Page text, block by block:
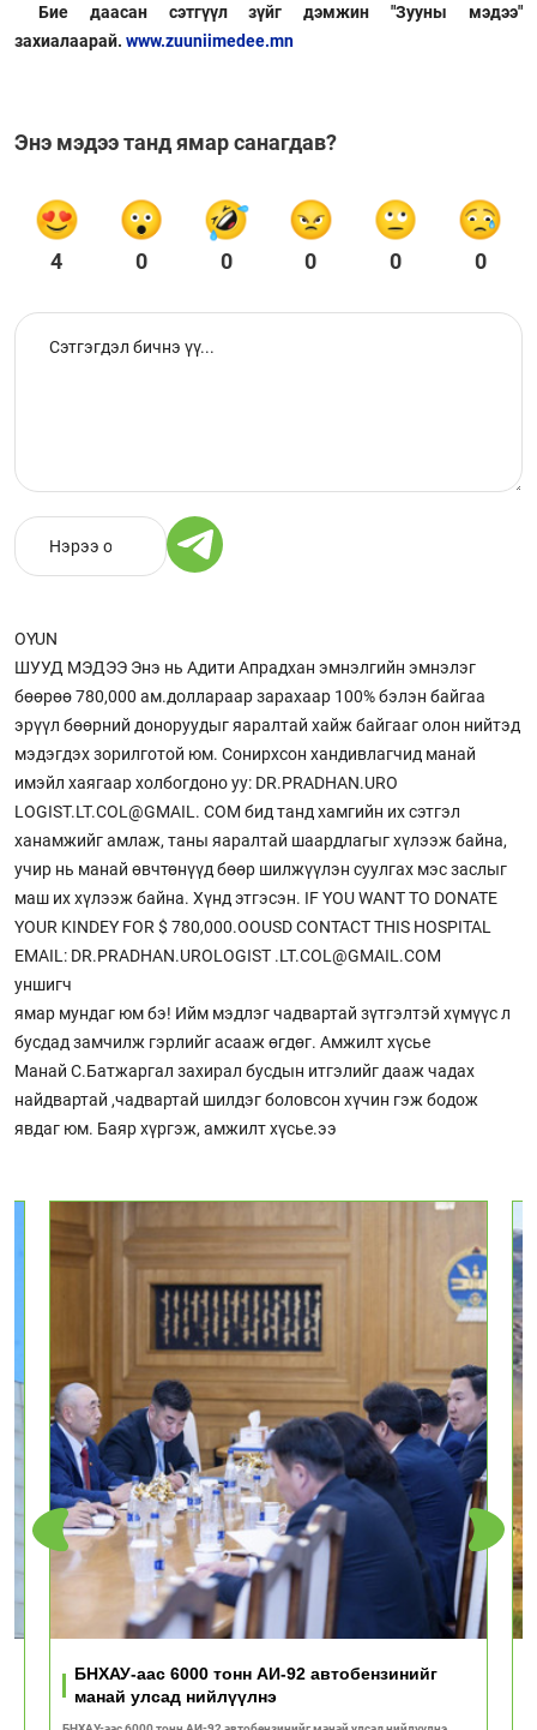
Бие даасан сэтгүүл зүйг дэмжин "Зууны мэдээ"
захиалаарай. www.zuuniimedee.mn
Энэ мэдээ танд ямар санагдав?
4 0 0 0 0 0
OYUN
ШУУД МЭДЭЭ Энэ нь Адити Апрадхан эмнэлгийн эмнэлэг
бөөрөө 780,000 ам.доллараар зарахаар 100% бэлэн байгаа
эрүүл бөөрний доноруудыг яаралтай хайж байгааг олон нийтэд
мэдэгдэх зорилготой юм. Сонирхсон хандивлагчид манай
имэйл хаягаар холбогдоно уу: DR.PRADHAN.URO
LOGIST.LT.COL@GMAIL. COM бид танд хамгийн их сэтгэл
ханамжийг амлаж, таны яаралтай шаардлагыг хүлээж байна,
учир нь манай өвчтөнүүд бөөр шилжүүлэн суулгах мэс заслыг
маш их хүлээж байна. Хүнд этгэсэн. IF YOU WANT TO DONATE
YOUR KINDEY FOR $ 780,000.OOUSD CONTACT THIS HOSPITAL
EMAIL: DR.PRADHAN.UROLOGIST .LT.COL@GMAIL.COM
уншигч
ямар мундаг юм бэ! Ийм мэдлэг чадвартай зүтгэлтэй хүмүүс л
бусдад замчилж гэрлийг асааж өгдөг. Амжилт хүсье
Манай С.Батжаргал захирал бусдын итгэлийг дааж чадах
найдвартай ,чадвартай шилдэг боловсон хүчин гэж бодож
явдаг юм. Баяр хүргэж, амжилт хүсьe.ээ
БНХАУ-аас 6000 тонн АИ-92 автобензинийг
манай улсад нийлүүлнэ